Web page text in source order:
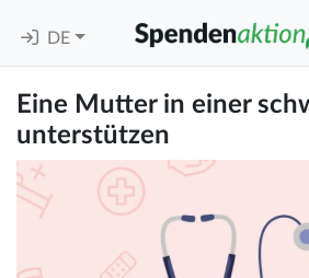
DE
Eine Mutter in einer
unterstützen